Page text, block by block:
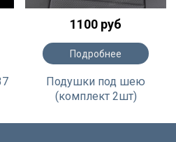
1100 руб
Подробнее
Подушки под шею
(комплект 2шт)